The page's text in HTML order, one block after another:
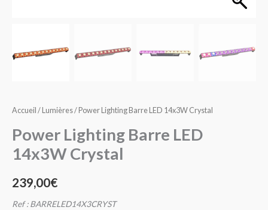
Accueil / Lumières/ Power Lighting Barre LED 14x3W Crystal
Power Lighting Barre LED
14x3W Crystal
239,00€
Ref : BARRELED14X3CRYST